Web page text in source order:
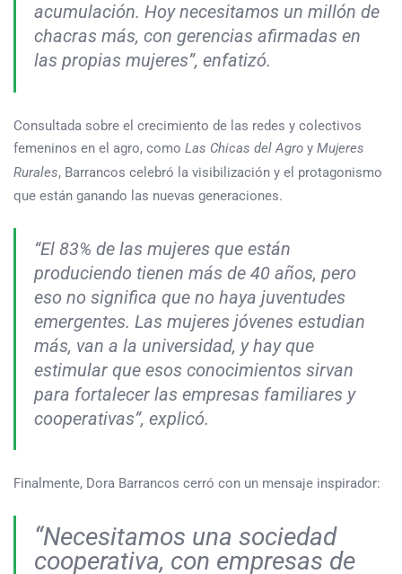
acumulación. Hoy necesitamos un millón de
chacras más, con gerencias afirmadas en
las propias mujeres”, enfatizó.
Consultada sobre el crecimiento de las redes y colectivos
femeninos en el agro, como Las Chicas del Agro y Mujeres
Rurales, Barrancos celebró la visibilización y el protagonismo
que están ganando las nuevas generaciones.
“El 83% de las mujeres que están
produciendo tienen más de 40 años, pero
eso no significa que no haya juventudes
emergentes. Las mujeres jóvenes estudian
más, van a la universidad, y hay que
estimular que esos conocimientos sirvan
para fortalecer las empresas familiares y
cooperativas”, explicó.
Finalmente, Dora Barrancos cerró con un mensaje inspirador:
“Necesitamos una sociedad
cooperativa, con empresas de